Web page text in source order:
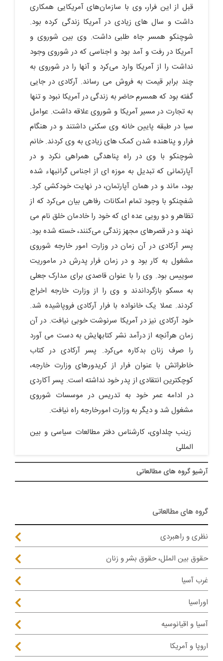
قبل از این فرار، وی با سازمان‌های آمریکایی همکاری
داشت و سال های زیادی در آمریکا زندگی کرده بود.
شوچنکو همسر جاه طلبی داشت. وی بین شوروی و
آمریکا در رفت و آمد بود و اجناسی که در شوروی وجود
نداشت را از آمریکا وارد می‌کرد و آنها را در شوروی به
چند برابر قیمت به فروش می رساند. آرکادی در جایی
گفته بود که همسرم حاضر به زندگی در آمریکا نبود و تنها
به تجارت در مسیر آمریکا و شوروی علاقه داشت. عوامل
سیا در طبقه پایین خانه وی سکنی داشتند و در هنگام
فرار و پناهنده شدن کمک های زیادی به وی کردند. خانم
شوچنکو با وی در راه پناهدگی همراهی نکرد و در
آپارتمانی که تبدیل به موزه ای از اجناس گرانبهاء شده
بود، ماند و در همان آپارتمان، در نهایت خودکشی کرد.
شفچنکو با وجود تمام امکانات رفاهی بیان می‌کرد که از
تظاهر و دو رویی عده ای که خود را خادمان خلق نام می
نهند و در قصرهای مجهز زندگی می‌کنند، خسته شده بود.
پسر آرکادی در آن زمان در وزارت امور خارجه شوروی
مشغول به کار بود و در زمان فرار پدرش در ماموریت
سوییس بود. وی را با عنوان قاصدی برای مدارک جعلی
به مسکو بازگرداندند و وی را از وزارت خارجه اخراج
کردند. عملا یک خانواده با فرار آرکادی فروپاشیده شد.
خود آرکادی نیز در آمریکا سرنوشت خوبی نیافت. در آن
زمان هرآنچه از درآمد نشر کتابهایش به دست می آورد
را صرف زنان بدکاره می‌کرد. پسر آرکادی در کتاب
خاطراتش با عنوان فرار از کریدورهای وزارت خارجه،
کوچکترین انتقادی از پدر خود نداشته است. پسر آکاردی
در ادامه عمر خود به تدریس در موسسات شوروی
مشغول شد و دیگر به وزارت امورخارجه راه نیافت.
زینب چلداوی، کارشناس دفتر مطالعات سیاسی و بین
المللی
آرشيو گروه های مطالعاتی
گروه های مطالعاتی
نظری و راهبردی
حقوق بین الملل، حقوق بشر و زنان
غرب آسیا
اوراسیا
آسیا و اقیانوسیه
اروپا و آمریکا